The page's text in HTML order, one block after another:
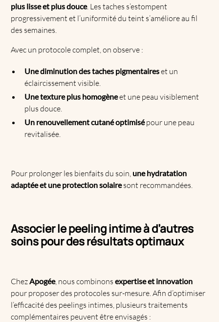
plus lisse et plus douce. Les taches s’estompent
progressivement et l’uniformité du teint s’améliore au fil
des semaines.
Avec un protocole complet, on observe :
Une diminution des taches pigmentaireset un
éclaircissement visible.
Une texture plus homogèneet une peau visiblement
plus douce.
Un renouvellement cutané optimisépour une peau
revitalisée.
Pour prolonger les bienfaits du soin, une hydratation
adaptée et une protection solairesont recommandées.
Associer le peeling intime à d’autres
soins pour des résultats optimaux
ChezApogée, nous combinonsexpertise et innovation
pour proposer des protocoles sur-mesure. Afin d’optimiser
l’efficacité des peelings intimes, plusieurs traitements
complémentaires peuvent être envisagés :